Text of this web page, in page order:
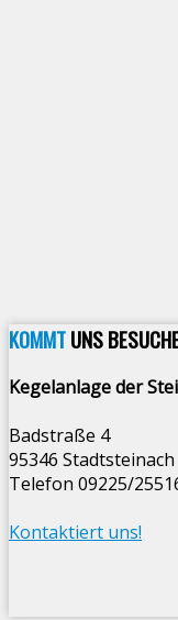
KOMMTUNS
Kegelanlage der
Badstraße 4
95346 Stadtsteinach
Telefon 09225/
Kontaktiert uns!